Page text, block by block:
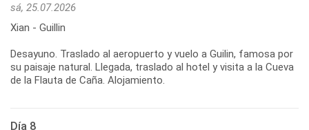
sá, 25.07.2026
Xian - Guillin
Desayuno. Traslado al aeropuerto y vuelo a Guilin, famosa por
su paisaje natural. Llegada, traslado al hotel y visita a la Cueva
Día 8